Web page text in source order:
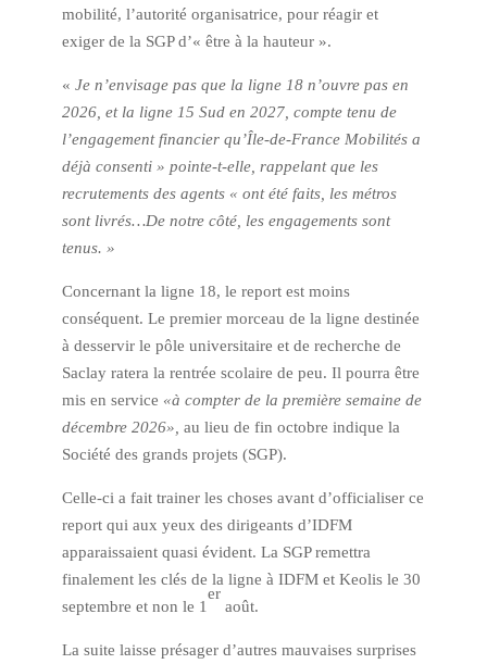
mobilité, l’autorité organisatrice, pour réagir et
exiger de la SGP d’« être à la hauteur ».
«Je n’envisage pas que la ligne 18 n’ouvre pas en
2026, et la ligne 15 Sud en 2027, compte tenu de
l’engagement financier qu’Île-de-France Mobilités a
déjà consenti » pointe-t-elle, rappelant que les
recrutements des agents « ont été faits, les métros
sont livrés…De notre côté, les engagements sont
tenus. »
Concernant la ligne 18, le report est moins
conséquent. Le premier morceau de la ligne destinée
à desservir le pôle universitaire et de recherche de
Saclay ratera la rentrée scolaire de peu. Il pourra être
mis en service «à compter de la première semaine de
décembre 2026» au lieu de fin octobre indique la
Société des grands projets (SGP).
Celle-ci a fait trainer les choses avant d’officialiser ce
report qui aux yeux des dirigeants d’IDFM
apparaissaient quasi évident. La SGP remettra
finalement les clés de la ligne à IDFM et Keolis le 30
septembre et non le 1
er
août.
La suite laisse présager d’autres mauvaises surprises